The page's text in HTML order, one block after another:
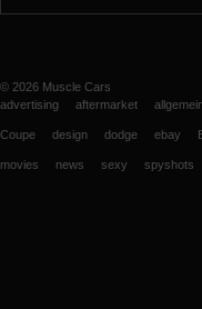
© 2026 Muscle Cars
advertising
aftermarket
Coupe design dodge ebay
movies news sexy spyshots